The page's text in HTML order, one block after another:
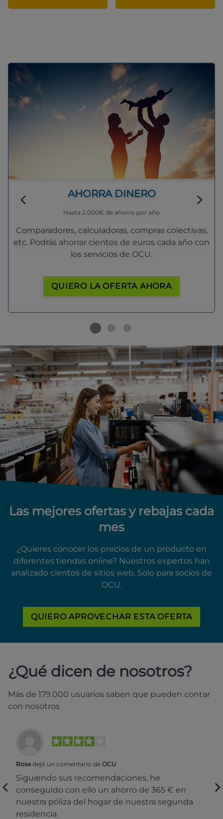
AHORRA DINERO
Hasta 2.000€ de ahorro por año
Comparadores, calculadoras, compras colectivas,
etc. Podrás ahorrar cientos de euros cada año con
los servicios de OCU.
QUIERO LA OFERTA AHORA
Las mejores ofertas y rebajas cada
mes
¿Quieres conocer los precios de un producto en
diferentes tiendas online? Nuestros expertos han
analizado cientos de sitios web. Solo para socios de
OCU.
QUIERO APROVECHAR ESTA OFERTA
¿Qué dicen de nosotros?
Más de 179.000 usuarios saben que pueden contar
con nosotros
Rosa dejó un comentario de OCU
Siguiendo sus recomendaciones, he
conseguido con ello un ahorro de 365 € en
nuestra póliza del hogar de nuestra segunda
residencia.